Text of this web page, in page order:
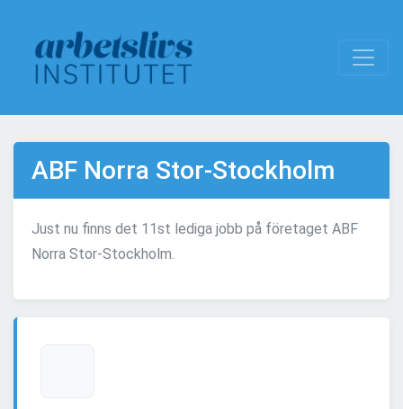
ABF Norra Stor-Stockholm
Just nu finns det 11st lediga jobb på företaget ABF
Norra Stor-Stockholm.